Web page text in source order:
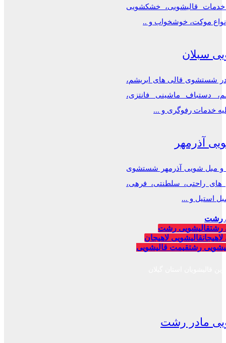
قالیشویی، خشکشویی
موکت، خوشخواب و ..
سبلان
شستشوی قالی های ابریشم،
دستباف ماشینی فانتزی،
خدمات رفوگری و ...
آذرمهر
و مبل شویی آذرمهر شستشوی
های راحتی، سلطنتی، فرهی،
استیل و ...
رشت
رشتقالیشویی رشت
قالیشویی لاهیجان
رشتقیمت قالیشویی
مادر رشت